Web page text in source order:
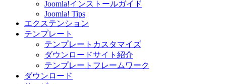
Joomla!インストールガイド
Joomla! Tips
エクステンション
テンプレート
テンプレートカスタマイズ
ダウンロードサイト紹介
テンプレートフレームワーク
ダウンロード